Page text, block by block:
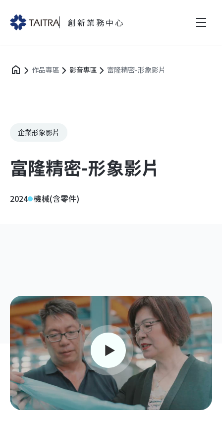
創新業務中心
作品專區 影音專區 富隆精密-形象影片
企業形象影片
富隆精密-形象影片
2024 機械(含零件)